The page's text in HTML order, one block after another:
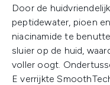
Door de
peptidewater, pioen
niacinamide te
sluier op de huid,
voller oogt.
E verrijkte